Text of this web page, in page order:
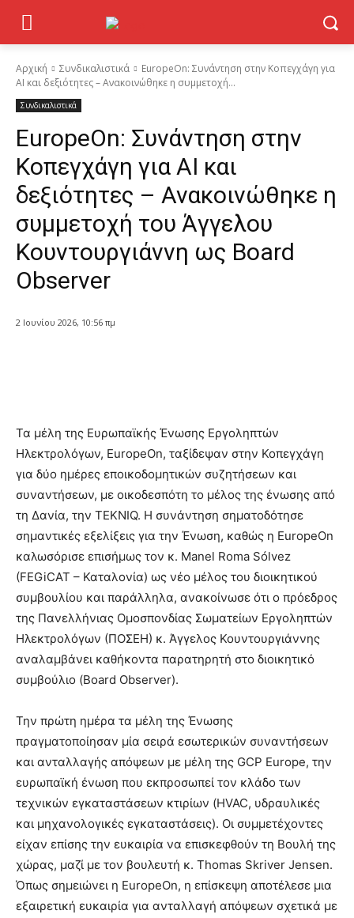
Αρχική Συνδικαλιστικά
EuropeOn: Συνάντηση στην Κοπεγχάγη για
AI και δεξιότητες – Ανακοινώθηκε η συμμετοχή...
Συνδικαλιστικά
EuropeOn: Συνάντηση στην
Κοπεγχάγη για AI και
δεξιότητες – Ανακοινώθηκε η
συμμετοχή του Άγγελου
Κουντουργιάννη ως Board
Observer
2 Ιουνίου 2026, 10:56 πμ
Τα μέλη της Ευρωπαϊκής Ένωσης Εργοληπτών
Ηλεκτρολόγων, EuropeOn, ταξίδεψαν στην Κοπεγχάγη
για δύο ημέρες εποικοδομητικών συζητήσεων και
συναντήσεων, με οικοδεσπότη το μέλος της ένωσης από
τη Δανία, την TEKNIQ. Η συνάντηση σηματοδότησε
σημαντικές εξελίξεις για την Ένωση, καθώς η EuropeOn
καλωσόρισε επισήμως τον κ. Manel Roma Sólvez
(FEGiCAT – Καταλονία) ως νέο μέλος του διοικητικού
συμβουλίου και παράλληλα, ανακοίνωσε ότι ο πρόεδρος
της Πανελλήνιας Ομοσπονδίας Σωματείων Εργοληπτών
Ηλεκτρολόγων (ΠΟΣΕΗ) κ. Άγγελος Κουντουργιάννης
αναλαμβάνει καθήκοντα παρατηρητή στο διοικητικό
συμβούλιο (Board Observer).
Την πρώτη ημέρα τα μέλη της Ένωσης
πραγματοποίησαν μία σειρά εσωτερικών συναντήσεων
και ανταλλαγής απόψεων με μέλη της GCP Europe, την
ευρωπαϊκή ένωση που εκπροσωπεί τον κλάδο των
τεχνικών εγκαταστάσεων κτιρίων (HVAC, υδραυλικές
και μηχανολογικές εγκαταστάσεις). Οι συμμετέχοντες
είχαν επίσης την ευκαιρία να επισκεφθούν τη Βουλή της
χώρας, μαζί με τον βουλευτή κ. Thomas Skriver Jensen.
Όπως σημειώνει η EuropeOn, η επίσκεψη αποτέλεσε μια
εξαιρετική ευκαιρία για ανταλλαγή απόψεων σχετικά με